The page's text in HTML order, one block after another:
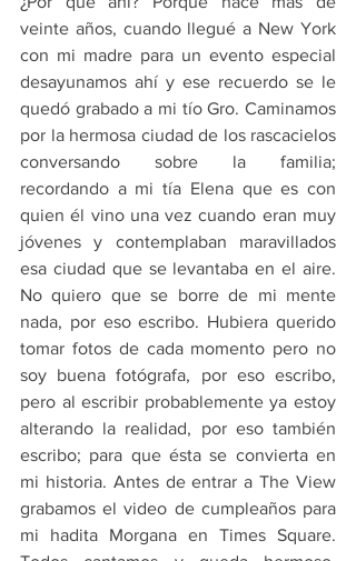
veinte años, cuando llegué a New York
con mi madre para un evento especial
desayunamos ahí y ese recuerdo se le
quedó grabado a mi tío Gro. Caminamos
por la hermosa ciudad de los rascacielos
conversando sobre la familia;
recordando a mi tía Elena que es con
quien él vino una vez cuando eran muy
jóvenes y contemplaban maravillados
esa ciudad que se levantaba en el aire.
No quiero que se borre de mi mente
nada, por eso escribo. Hubiera querido
tomar fotos de cada momento pero no
soy buena fotógrafa, por eso escribo,
pero al escribir probablemente ya estoy
alterando la realidad, por eso también
escribo; para que ésta se convierta en
mi historia. Antes de entrar a The View
grabamos el video de cumpleaños para
mi hadita Morgana en Times Square.